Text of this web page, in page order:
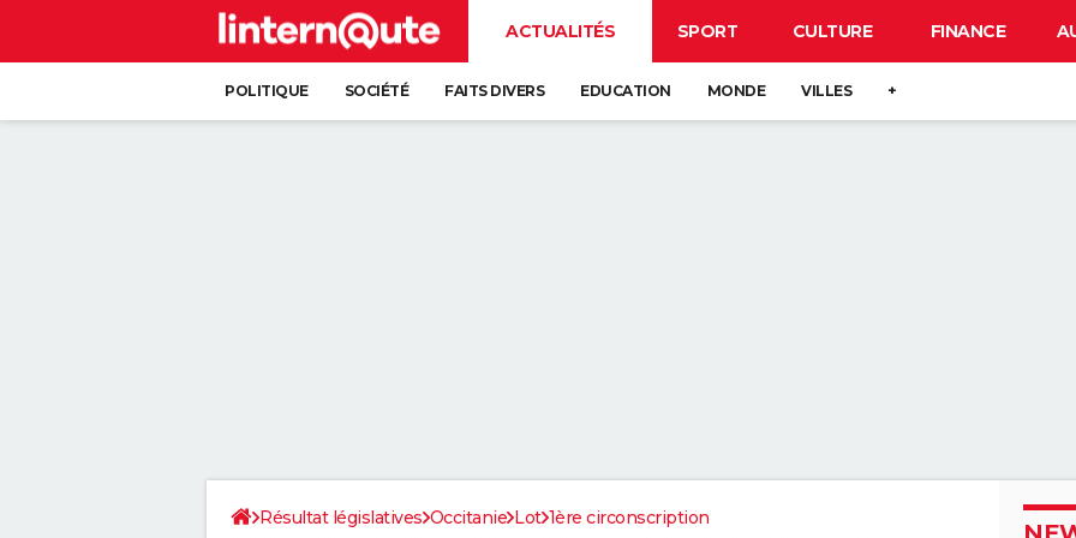
ACTUALITÉS SPORT CULTURE FINANCE
POLITIQUE SOCIÉTÉ FAITS DIVERS EDUCATION MONDE VILLES +
Résultat législatives Occitanie Lot 1ère circonscription